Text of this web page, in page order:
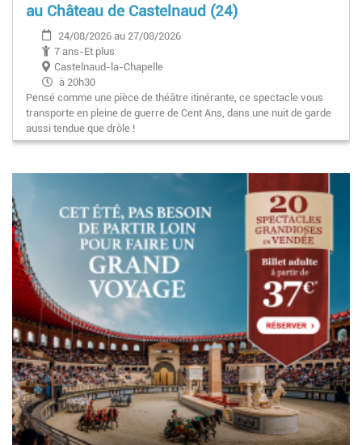
au Château de Castelnaud (24)
24/08/2026 au 27/08/2026
7 ans-Et plus
Castelnaud-la-Chapelle
à 20h30
Pensé comme une pièce de théâtre itinérante, ce spectacle vous
transporte en pleine de guerre de Cent Ans, dans une nuit de garde
aussi tendue que drôle !